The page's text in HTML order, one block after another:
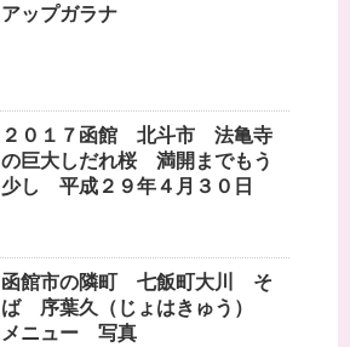
アップガラナ
２０１７函館 北斗市 法亀寺
の巨大しだれ桜 満開までもう
少し 平成２９年４月３０日
函館市の隣町 七飯町大川 そ
ば 序葉久（じょはきゅう）
メニュー 写真